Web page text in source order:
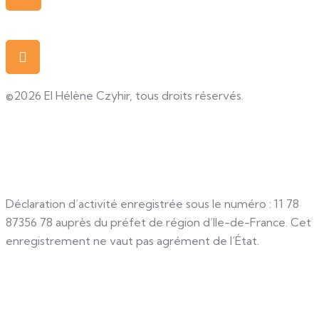
©2026 EI Hélène Czyhir, tous droits réservés.
Déclaration d’activité enregistrée sous le numéro : 11 78
87356 78 auprès du préfet de région d’Ile-de-France. Cet
enregistrement ne vaut pas agrément de l’État.